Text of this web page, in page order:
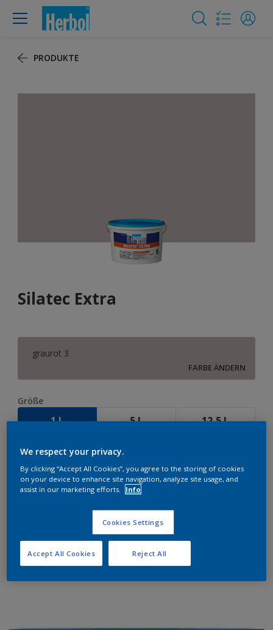
PRODUKTE
Silatec Extra
graurot 3
FARBE ÄNDERN
Größe
1 L 5 L 12,5 L
Menge
ZUR EINKAUFSLISTE HINZUFÜGEN
We respect your privacy.
By clicking “Accept All Cookies”, you agree to the storing of cookies
on your device to enhance site navigation, analyze site usage, and
assist in our marketing efforts.
Info
Cookies Settings
Reject All
Accept All Cookies